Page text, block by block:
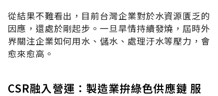
從結果不難看出，目前台灣企業對於水資源匱乏的
因應，還處於剛起步。一旦旱情持續發燒，屆時外
界關注企業如何用水、儲水、處理汙水等壓力，會
愈來愈高。
CSR融入營運：製造業拚綠色供應鏈 服